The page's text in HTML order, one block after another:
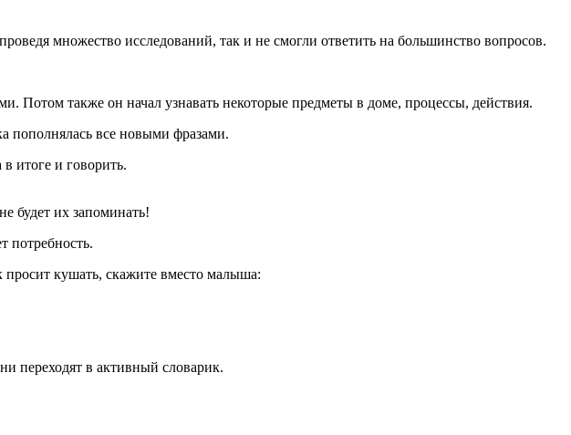
множество исследований, так и не смогли ответить на большинство вопросов.
Потом также он начал узнавать некоторые предметы в доме, процессы, действия.
пополнялась все новыми фразами.
итоге и говорить.
будет их запоминать!
потребность.
кушать, скажите вместо малыша:
переходят в активный словарик.